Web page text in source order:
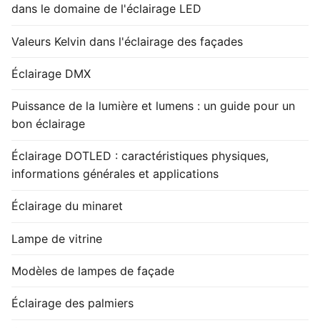
dans le domaine de l'éclairage LED
Valeurs Kelvin dans l'éclairage des façades
Éclairage DMX
Puissance de la lumière et lumens : un guide pour un
bon éclairage
Éclairage DOTLED : caractéristiques physiques,
informations générales et applications
Éclairage du minaret
Lampe de vitrine
Modèles de lampes de façade
Éclairage des palmiers